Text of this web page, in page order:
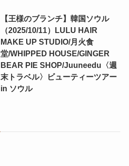
【王様のブランチ】韓国ソウル
（2025/10/11）LULU HAIR
MAKE UP STUDIO/月火食
堂/WHIPPED HOUSE/GINGER
BEAR PIE SHOP/Juuneedu〈週
末トラベル〉ビューティーツアー
in ソウル